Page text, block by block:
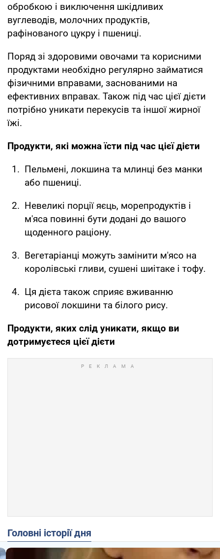
обробкою і виключення шкідливих
вуглеводів, молочних продуктів,
рафінованого цукру і пшениці.
Поряд зі здоровими овочами та корисними
продуктами необхідно регулярно займатися
фізичними вправами, заснованими на
ефективних вправах. Також під час цієї дієти
потрібно уникати перекусів та іншої жирної
їжі.
Продукти, які можна їсти під час цієї дієти
Пельмені, локшина та млинці без манки
або пшениці.
Невеликі порції яєць, морепродуктів і
м'яса повинні бути додані до вашого
щоденного раціону.
Вегетаріанці можуть замінити м'ясо на
королівські гливи, сушені шиітаке і тофу.
Ця дієта також сприяє вживанню
рисової локшини та білого рису.
Продукти, яких слід уникати, якщо ви
дотримуєтеся цієї дієти
Головні історії дня